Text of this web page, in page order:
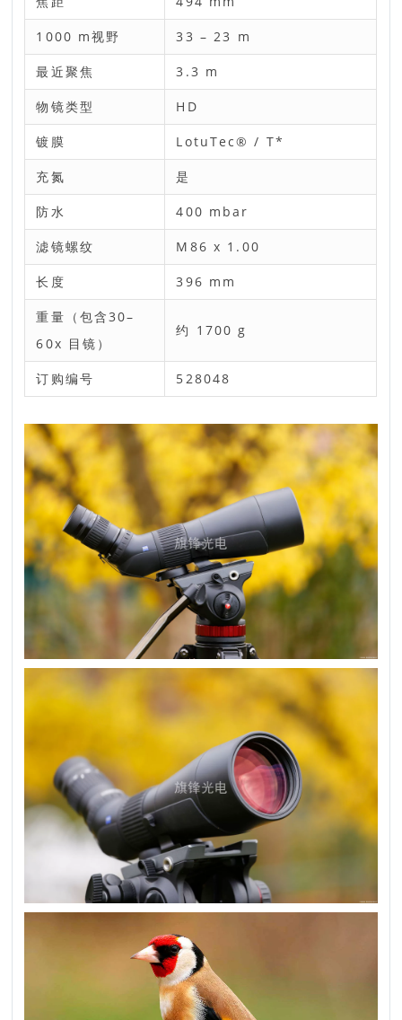
1000 m视野 33 – 23 m
最近聚焦 3.3 m
物镜类型 HD
镀膜 LotuTec® / T*
充氮 是
防水 400 mbar
滤镜螺纹 M86 x 1.00
长度 396 mm
重量（包含30–
60x 目镜）
约 1700 g
订购编号 528048